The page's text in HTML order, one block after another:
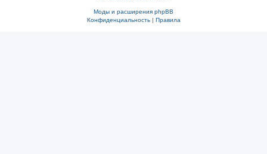
Моды и расширения phpBB
Конфиденциальность| Правила